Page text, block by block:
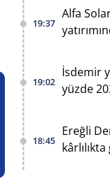
19:37
Alfa
19:02
İsdemir
yüzde
18:45
Ereğli